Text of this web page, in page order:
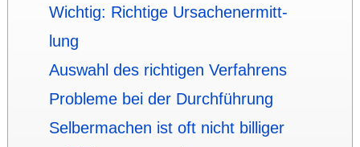
Wichtig: Richtige Ursachen­ermitt­
lung
Auswahl des rich­tigen Ver­fah­rens
Probleme bei der Durch­füh­rung
Selber­machen ist oft nicht billiger